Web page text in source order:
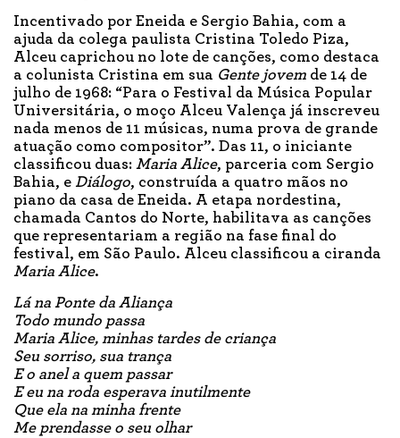
Incentivado por Eneida e Sergio Bahia, com a
ajuda da colega paulista Cristina Toledo Piza,
Alceu caprichou no lote de canções, como destaca
a colunista Cristina em sua Gente jovem de 14 de
julho de 1968: “Para o Festival da Música Popular
Universitária, o moço Alceu Valença já inscreveu
nada menos de 11 músicas, numa prova de grande
atuação como compositor”. Das 11, o iniciante
classificou duas: Maria Alice, parceria com Sergio
Bahia, e Diálogo, construída a quatro mãos no
piano da casa de Eneida. A etapa nordestina,
chamada Cantos do Norte, habilitava as canções
que representariam a região na fase final do
festival, em São Paulo. Alceu classificou a ciranda
Maria Alice.
Lá na Ponte da Aliança
Todo mundo passa
Maria Alice, minhas tardes de criança
Seu sorriso, sua trança
E o anel a quem passar
E eu na roda esperava inutilmente
Que ela na minha frente
Me prendasse o seu olhar